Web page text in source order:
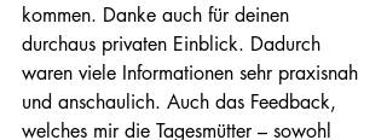
kommen. Danke auch für deinen
durchaus privaten Einblick. Dadurch
waren viele Informationen sehr praxisnah
und anschaulich. Auch das Feedback,
welches mir die Tagesmütter – sowohl